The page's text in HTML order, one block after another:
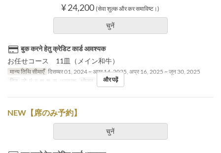
¥ 24,200 (सेवा शुल्क और कर समाविष्ट।)
चुनें
बुक करने हेतु क्रेडिट कार्ड आवश्यक
お任せコース 11皿（メイン和牛）
मान्य तिथि सीमाएँ दिसम्बर 01, 2024 ~ अप्र 14, 2025, अप्र 16, 2025 ~ जून 30, 2025
दिन
सो, मं, गु, शु, श, स, अवकाश भोजन रात का खाना
और पढ़ें
NEW【席のみ予約】
चुनें